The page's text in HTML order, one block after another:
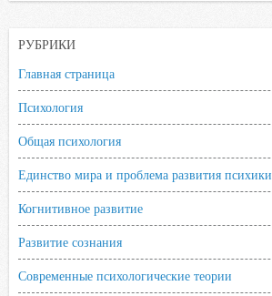
РУБРИКИ
Главная страница
Психология
Общая психология
Единство мира и проблема развития психики
Когнитивное развитие
Развитие сознания
Современные психологические теории